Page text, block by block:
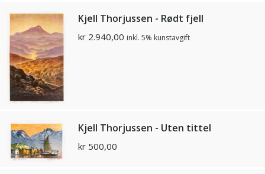
Kjell Thorjussen - Rødt fjell
kr 2.940,00 inkl. 5% kunstavgift
Kjell Thorjussen - Uten tittel
kr 500,00